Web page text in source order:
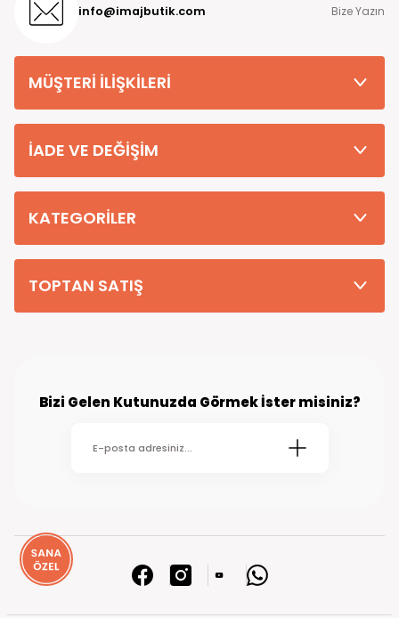
info@imajbutik.com Bize Yazın
MÜŞTERİ İLİŞKİLERİ
İADE VE DEĞİŞİM
KATEGORİLER
TOPTAN SATIŞ
Bizi Gelen Kutunuzda Görmek İster misiniz?